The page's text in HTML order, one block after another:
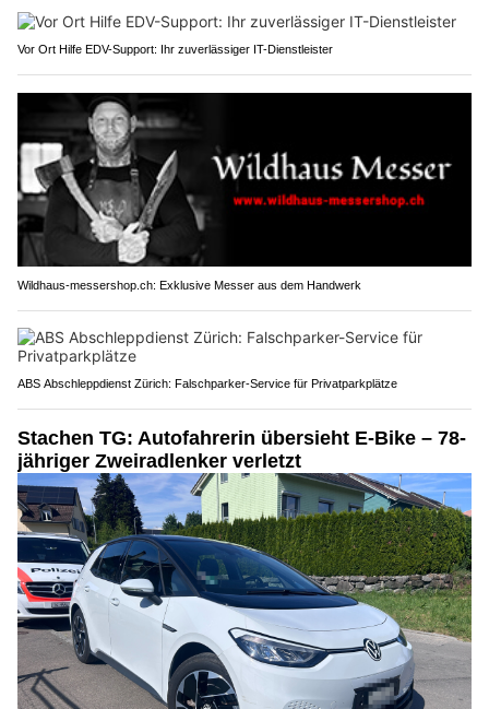
Vor Ort Hilfe EDV-Support: Ihr zuverlässiger IT-Dienstleister
Wildhaus-messershop.ch: Exklusive Messer aus dem Handwerk
ABS Abschleppdienst Zürich: Falschparker-Service für Privatparkplätze
Stachen TG: Autofahrerin übersieht E-Bike – 78-
jähriger Zweiradlenker verletzt